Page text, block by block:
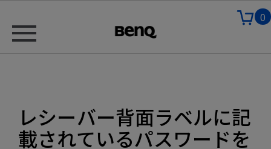
0
レシーバー背面ラベルに記
載されているパスワードを